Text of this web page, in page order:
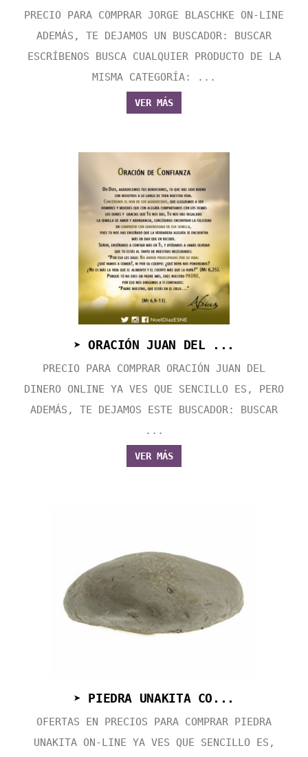
PRECIO PARA COMPRAR JORGE BLASCHKE ON-LINE
ADEMÁS, TE DEJAMOS UN BUSCADOR: BUSCAR
ESCRÍBENOS BUSCA CUALQUIER PRODUCTO DE LA
MISMA CATEGORÍA: ...
VER MÁS
➤ ORACIÓN JUAN DEL ...
PRECIO PARA COMPRAR ORACIÓN JUAN DEL
DINERO ONLINE YA VES QUE SENCILLO ES, PERO
ADEMÁS, TE DEJAMOS ESTE BUSCADOR: BUSCAR
...
VER MÁS
➤ PIEDRA UNAKITA CO...
OFERTAS EN PRECIOS PARA COMPRAR PIEDRA
UNAKITA ON-LINE YA VES QUE SENCILLO ES,